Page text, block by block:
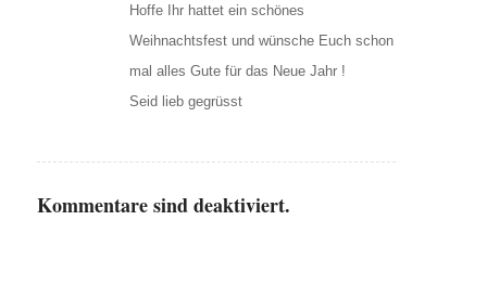
Hoffe Ihr hattet ein schönes
Weihnachtsfest und wünsche Euch schon
mal alles Gute für das Neue Jahr !
Seid lieb gegrüsst
Kommentare sind deaktiviert.